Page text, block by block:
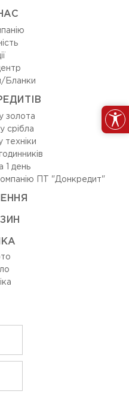
Бланки
золота
срібла
техніки
1 день
ПТ "Донкредит"